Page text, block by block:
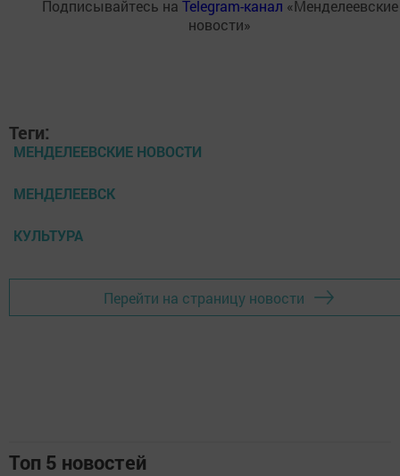
Подписывайтесь на Telegram-канал «Менделеевские
новости»
Теги:
МЕНДЕЛЕЕВСКИЕ НОВОСТИ
МЕНДЕЛЕЕВСК
КУЛЬТУРА
Перейти на страницу новости
Топ 5 новостей